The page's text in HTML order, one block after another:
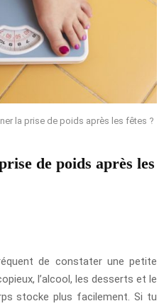
la prise de poids après les fêtes ?
de poids après les
de constater une petite
l’alcool, les desserts et le
stocke plus facilement. Si tu